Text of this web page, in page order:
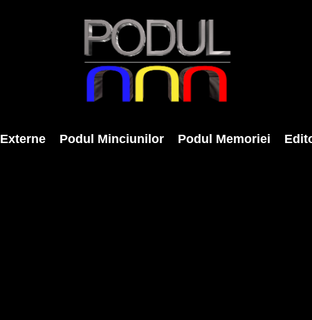
Externe Podul Minciunilor Podul Memoriei